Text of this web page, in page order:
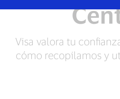
Visa valora tu
cómo recopilamos y